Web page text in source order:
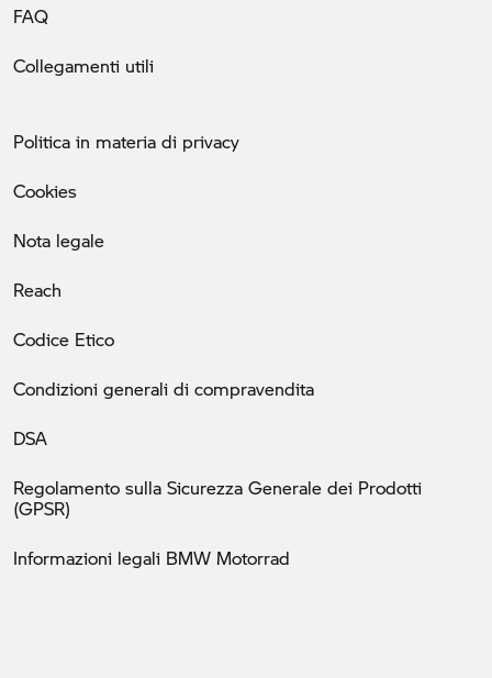
FAQ
Collegamenti utili
Politica in materia di privacy
Cookies
Nota legale
Reach
Codice Etico
Condizioni generali di compravendita
DSA
Regolamento sulla Sicurezza Generale dei Prodotti
(GPSR)
Informazioni legali BMW Motorrad